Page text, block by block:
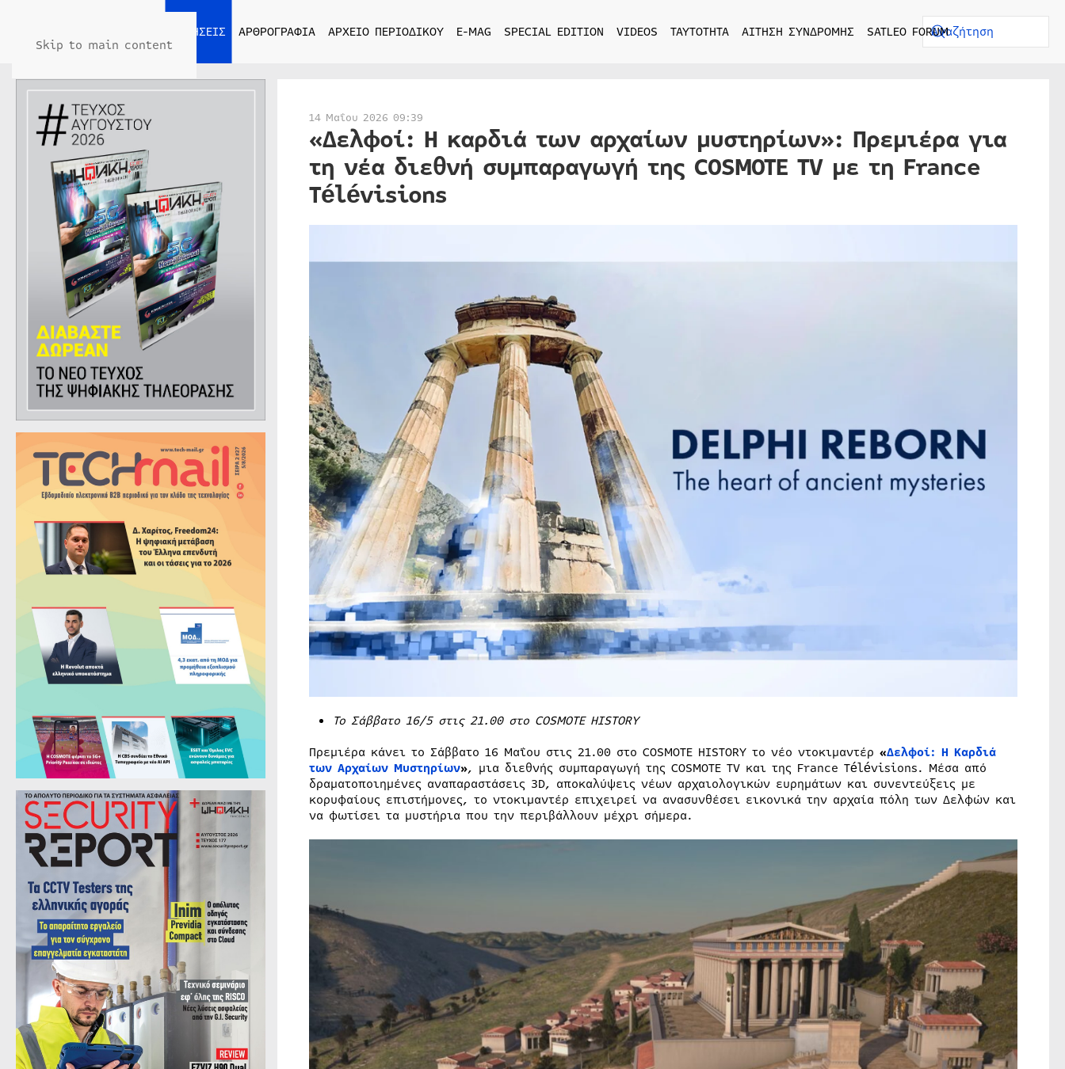
Skip to main content
ΕΙΔΗΣΕΙΣ ΑΡΘΡΟΓΡΑΦΙΑ ΑΡΧΕΙΟ ΠΕΡΙΟΔΙΚΟΥ E-MAG SPECIAL EDITION VIDEOS ΤΑΥΤΟΤΗΤΑ ΑΙΤΗΣΗ ΣΥΝΔΡΟΜΗΣ SATLEO FORUM
14 Μαΐου 2026 09:39
«Δελφοί: Η καρδιά των αρχαίων μυστηρίων»: Πρεμιέρα για
τη νέα διεθνή συμπαραγωγή της COSMOTE TV με τη France
Télévisions
Το Σάββατο 16/5 στις 21.00 στο COSMOTE HISTORY
Πρεμιέρα κάνει το Σάββατο 16 Μαΐου στις 21.00 στο COSMOTE HISTORY το νέο ντοκιμαντέρ «Δελφοί: Η Καρδιά
των Αρχαίων Μυστηρίων», μια διεθνής συμπαραγωγή της COSMOTE TV και της France Télévisions. Μέσα από
δραματοποιημένες αναπαραστάσεις 3D, αποκαλύψεις νέων αρχαιολογικών ευρημάτων και συνεντεύξεις με
κορυφαίους επιστήμονες, το ντοκιμαντέρ επιχειρεί να ανασυνθέσει εικονικά την αρχαία πόλη των Δελφών και
να φωτίσει τα μυστήρια που την περιβάλλουν μέχρι σήμερα.